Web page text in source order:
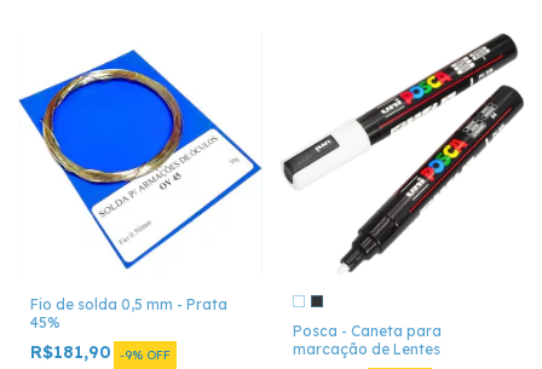
Fio de solda 0,5 mm - Prata
45%
R$181,90 -9% OFF
Posca - Caneta para
marcação de Lentes